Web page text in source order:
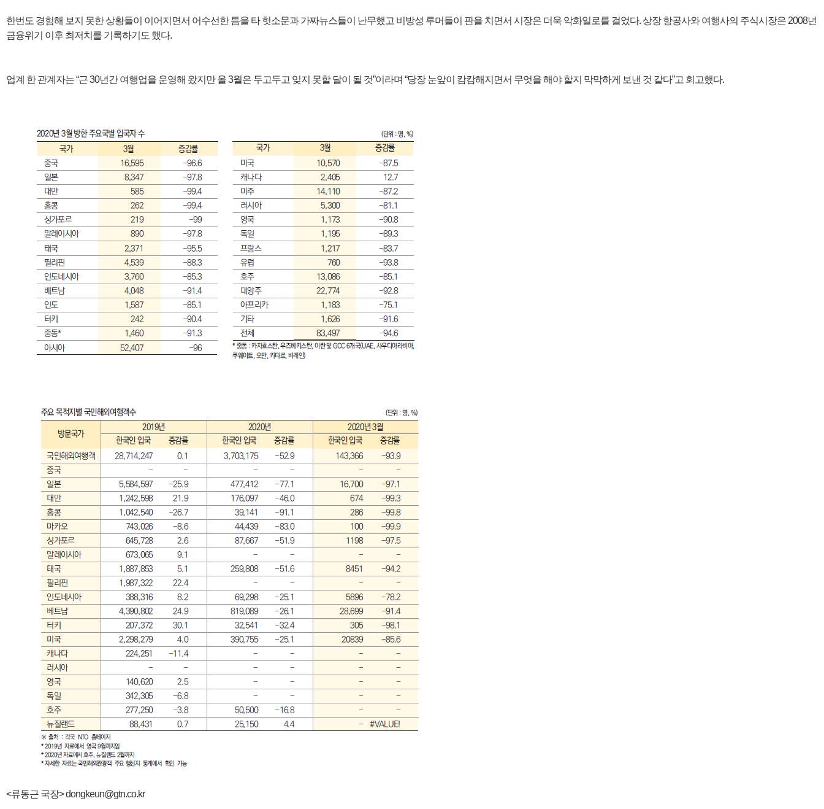
한번도 경험해 보지 못한 상황들이 이어지면서 어수선한 틈을 타 헛소문과 가짜뉴스들이 난무했고 비방성 루머들이 판을 치면서 시장은 더욱 악화일로를 걸었다. 상장 항공사와 여행사의 주식시장은 2008년
금융위기 이후 최저치를 기록하기도 했다.
업계 한 관계자는 “근 30년간 여행업을 운영해 왔지만 올 3월은 두고두고 잊지 못할 달이 될 것”이라며 “당장 눈앞이 캄캄해지면서 무엇을 해야 할지 막막하게 보낸 것 같다”고 회고했다.
<류동근 국장> dongkeun@gtn.co.kr